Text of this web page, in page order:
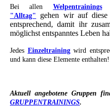
Bei allen Welpentrainings
"Alltag"
gehen wir auf
entsprechend, damit ihr
möglichst entspanntes Leben
Jedes Einzeltrainingwird
und kann diese Elemente enthalten!
Aktuell angebotene Gruppen
GRUPPENTRAININGS.